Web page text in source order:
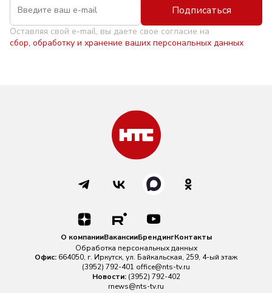
Подписаться
Оставляя свой e-mail, вы даете свое согласие на
сбор, обработку и хранение ваших персональных данных
О компанииВакансииБрендингКонтакты
Обработка персональных данных
Офис: 664050, г. Иркутск, ул. Байкальская, 259, 4-ый этаж
(3952) 792-401 office@nts-tv.ru
Новости: (3952) 792-402
rnews@nts-tv.ru